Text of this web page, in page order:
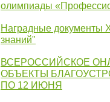
олимпиады
Наградные документы
знаний"
ВСЕРОССИЙСКОЕ
ОБЪЕКТЫ
ПО 12 ИЮНЯ